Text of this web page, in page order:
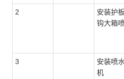
2
安装护
钩大箱
3
安装喷
机